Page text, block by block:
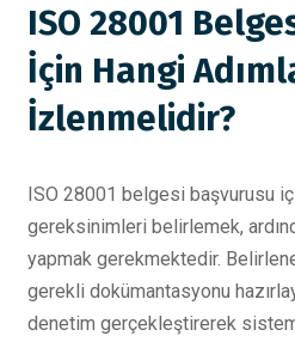
ISO 28001
İçin Hangi
İzlenmelidir?
ISO 28001 belgesi başvurusu
gereksinimleri belirlemek,
yapmak gerekmektedir.
gerekli dokümantasyonu
denetim gerçekleştirerek